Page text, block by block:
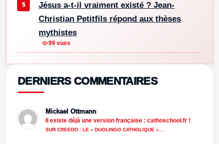
Jésus a-t-il vraiment existé ? Jean-
Christian Petitfils répond aux thèses
mythistes
99 vues
DERNIERS COMMENTAIRES
Mickael Ottmann
Il existe déjà une version française : cathoschool.fr !
SUR CREEDO : LE « DUOLINGO CATHOLIQUE »…